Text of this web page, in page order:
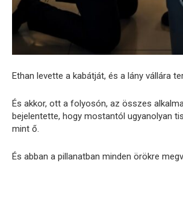
Ethan levette a kabátját, és a lány vállára
És akkor, ott a folyosón, az összes
bejelentette, hogy mostantól ugyanolyan
mint ő.
És abban a pillanatban minden örökre